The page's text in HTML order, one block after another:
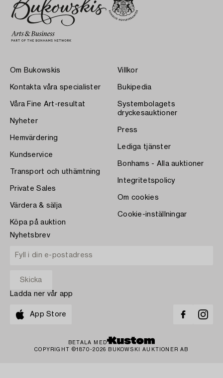
Om Bukowskis
Kontakta våra specialister
Våra Fine Art-resultat
Nyheter
Hemvärdering
Kundservice
Transport och uthämtning
Private Sales
Värdera & sälja
Köpa på auktion
Villkor
Bukipedia
Systembolagets
dryckesauktioner
Press
Lediga tjänster
Bonhams - Alla auktioner
Integritetspolicy
Om cookies
Cookie-inställningar
Nyhetsbrev
Ladda ner vår app
App Store
BETALA MED
COPYRIGHT ©1870-2026 BUKOWSKI AUKTIONER AB